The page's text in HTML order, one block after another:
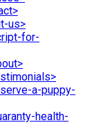
us>
for-
a-puppy-
health-